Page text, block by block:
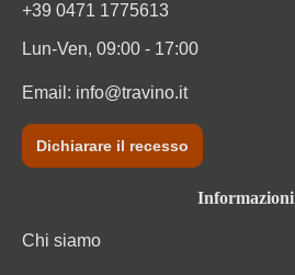
+39 0471 1775613
Lun-Ven, 09:00 - 17:00
Email: info@travino.it
Dichiarare il recesso
Informazioni
Chi siamo